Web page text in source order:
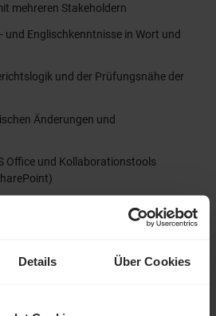
Details Über Cookies
mehreren Stakeholdern
und Englischkenntnisse in Wort und
und der Prüfungsnähe der
Änderungen und
Office und Kollaborationstools
Unterstützung der Berichterstellung
oder Führungskraft: Wir begleiten den